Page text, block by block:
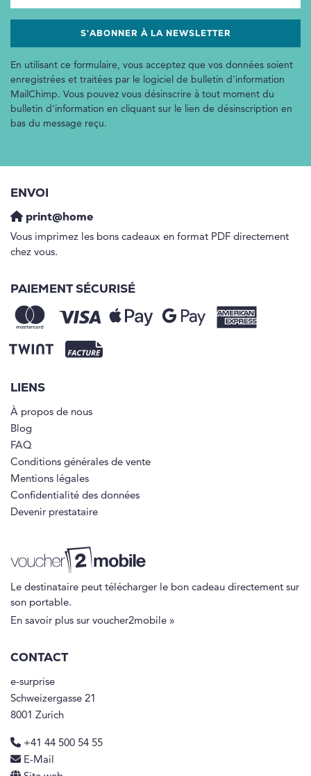
En utilisant ce formulaire, vous acceptez que vos données soient
enregistrées et traitées par le logiciel de bulletin d'information
MailChimp. Vous pouvez vous désinscrire à tout moment du
bulletin d'information en cliquant sur le lien de désinscription en
bas du message reçu.
ENVOI
print@home
Vous imprimez les bons cadeaux en format PDF directement
chez vous.
PAIEMENT SÉCURISÉ
LIENS
À propos de nous
Blog
FAQ
Conditions générales de vente
Mentions légales
Confidentialité des données
Devenir prestataire
Le destinataire peut télécharger le bon cadeau directement sur
son portable.
En savoir plus sur voucher2mobile »
CONTACT
e-surprise
Schweizergasse 21
8001 Zurich
+41 44 500 54 55
E-Mail